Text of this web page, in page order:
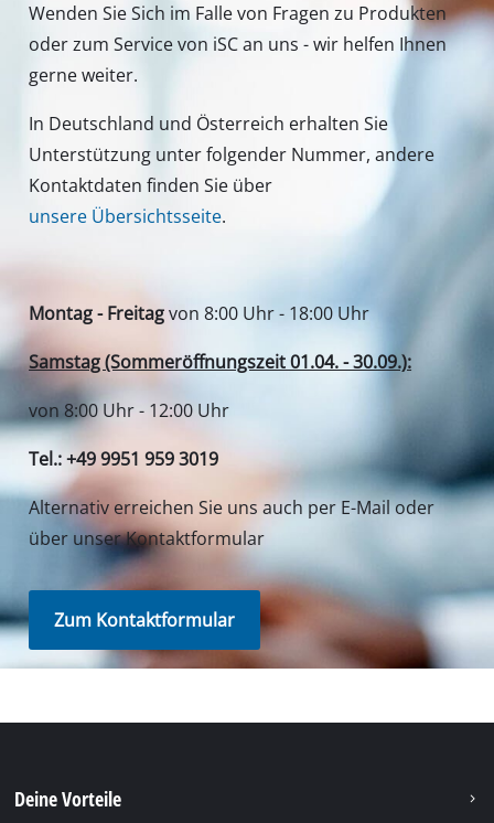
Wenden Sie Sich im Falle von Fragen zu Produkten
oder zum Service von iSC an uns - wir helfen Ihnen
gerne weiter.
In Deutschland und Österreich erhalten Sie
Unterstützung unter folgender Nummer, andere
Kontaktdaten finden Sie über
unsere Übersichtsseite.
Montag - Freitagvon 8:00 Uhr - 18:00 Uhr
Samstag (Sommeröffnungszeit 01.04. - 30.09.):
von 8:00 Uhr - 12:00 Uhr
Tel.: +49 9951 959 3019
Alternativ erreichen Sie uns auch per E-Mail oder
über unser Kontaktformular
Zum Kontaktformular
Deine Vorteile